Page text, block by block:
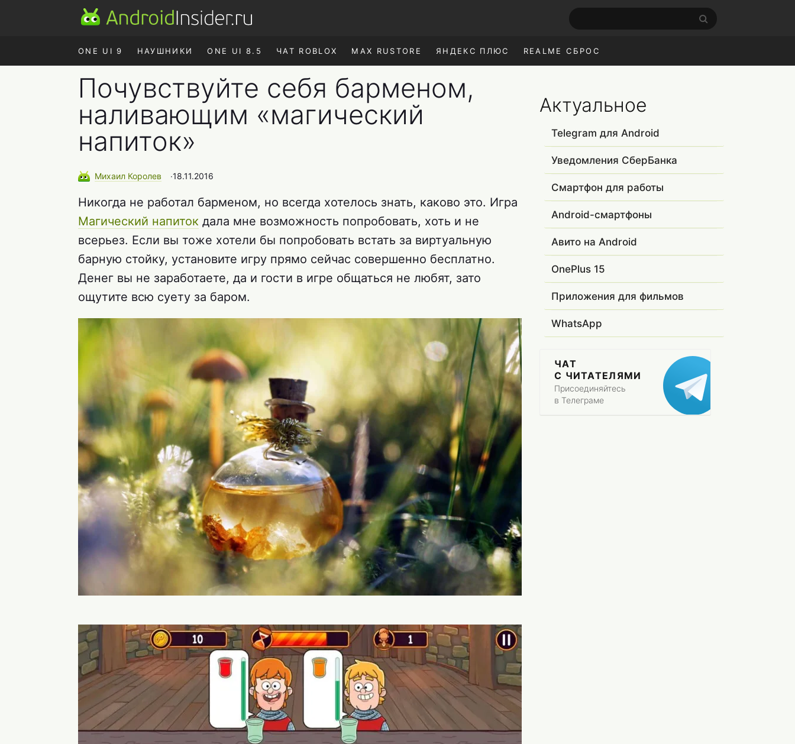
ONE UI 9 НАУШНИКИ ONE UI 8.5 ЧАТ ROBLOX MAX RUSTORE ЯНДЕКС ПЛЮС REALME СБРОС
Почувствуйте себя барменом,
наливающим «магический
напиток»
Михаил Королев ∙18.11.2016
Никогда не работал барменом, но всегда хотелось знать, каково это. Игра
Магический напиток дала мне возможность попробовать, хоть и не
всерьез. Если вы тоже хотели бы попробовать встать за виртуальную
барную стойку, установите игру прямо сейчас совершенно бесплатно.
Денег вы не заработаете, да и гости в игре общаться не любят, зато
ощутите всю суету за баром.
Актуальное
Telegram для Android
Уведомления СберБанка
Смартфон для работы
Android-смартфоны
Авито на Android
OnePlus 15
Приложения для фильмов
WhatsApp
ЧАТ
С ЧИТАТЕЛЯМИ
Присоединяйтесь
в Телеграме